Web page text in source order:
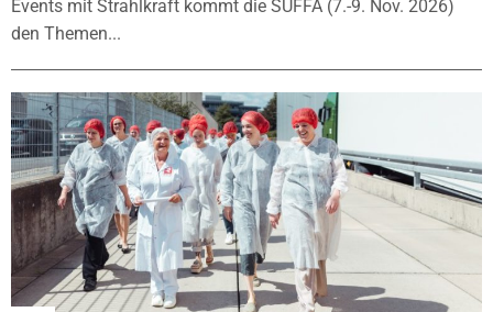
Events mit Strahlkraft kommt die SÜFFA (7.-9. Nov. 2026)
den Themen...